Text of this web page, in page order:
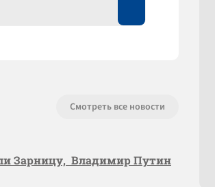
Смотреть все новости
Зарницу, Владимир Путин